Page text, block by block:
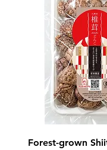
Forest-grown